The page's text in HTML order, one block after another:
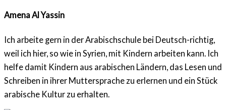
Amena Al Yassin
Ich arbeite gern in der Arabischschule bei Deutsch-richtig,
weil ich hier, so wie in Syrien, mit Kindern arbeiten kann. Ich
helfe damit Kindern aus arabischen Ländern, das Lesen und
Schreiben in ihrer Muttersprache zu erlernen und ein Stück
arabische Kultur zu erhalten.